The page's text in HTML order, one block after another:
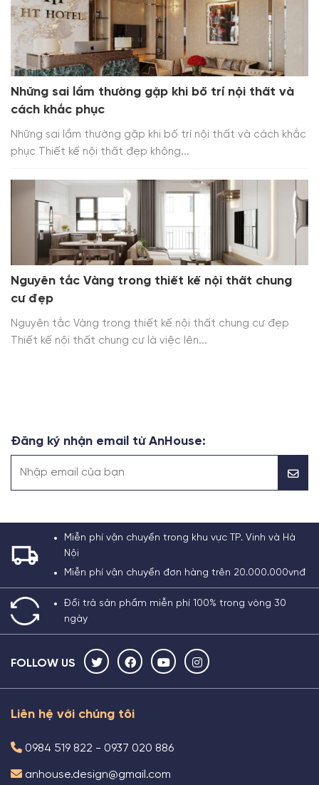
Những sai lầm thường gặp khi bố trí nội thất và
cách khắc phục
Những sai lầm thường gặp khi bố trí nội thất và cách khắc
phục Thiết kế nội thất đẹp không...
Nguyên tắc Vàng trong thiết kế nội thất chung
cư đẹp
Nguyên tắc Vàng trong thiết kế nội thất chung cư đẹp
Thiết kế nội thất chung cư là việc lên...
Đăng ký nhận email từ AnHouse:
Miễn phí vận chuyển trong khu vực TP. Vinh và Hà
Nội
Miễn phí vận chuyển đơn hàng trên 20.000.000vnđ
Đổi trả sản phẩm miễn phí 100% trong vòng 30
ngày
FOLLOW US
Liên hệ với chúng tôi
0984 519 822 - 0937 020 886
anhouse.design@gmail.com